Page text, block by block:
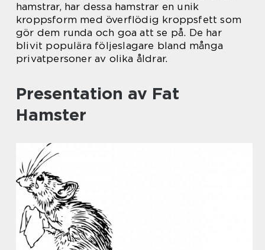
hamstrar, har dessa hamstrar en unik
kroppsform med överflödig kroppsfett som
gör dem runda och goa att se på. De har
blivit populära följeslagare bland många
privatpersoner av olika åldrar.
Presentation av Fat
Hamster